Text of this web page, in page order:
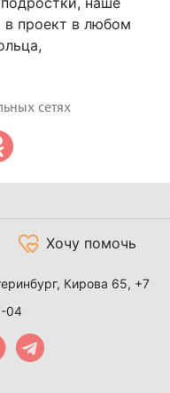
в проект в любом
сетях
Хочу помочь
Кирова 65, +7
04